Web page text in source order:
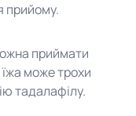
прийому.
приймати
може трохи
тадалафілу.